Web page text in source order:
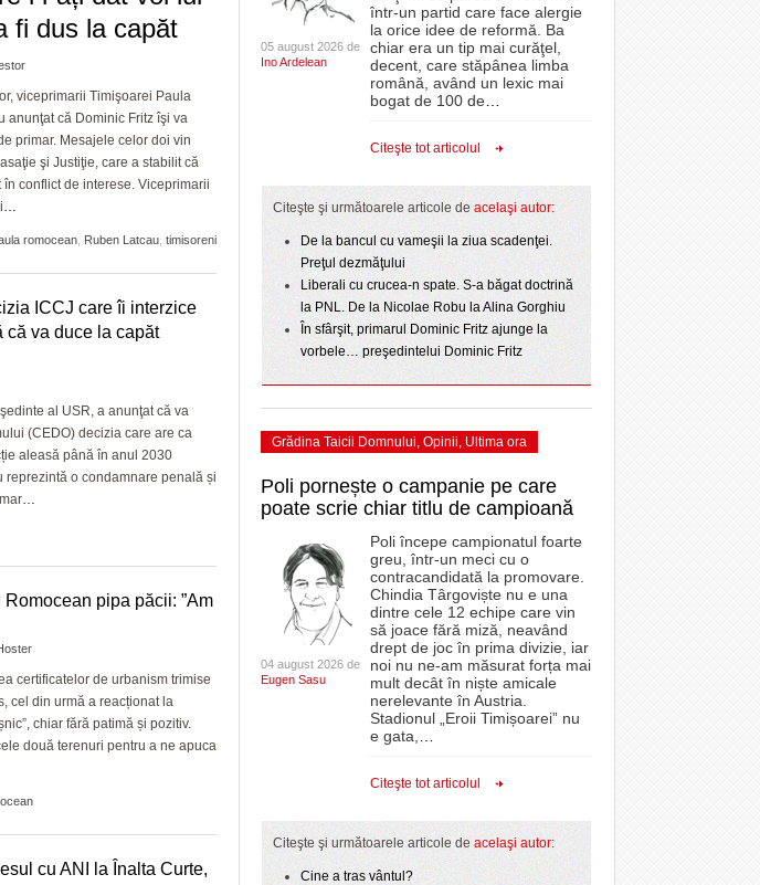
3.500 de metri cubi de
Neacşu ia apărarea prefectului de Timiş în
cazul Dominic Fritz- acum 18 ore
ANI să intervină în cazul Dominic Fritz şi să
conteste ordinul prefectului de Timiş
zile
USR cere vot astăzi pe legea responsabilității în
energie, blocată în Parlament din 2022
August 2026
View all
dramatic în barajul de promovare- 3 August 2026
Politehnica încheie cantonamentul cu o victorie
- 25 July 2026
Pe drumul cel bun. Poli a învins o echipă de
View all
DE
DE LA A
CLIPURI VIDEO
La Muzeul Apei are loc expoziția „Sub semnul
curgerii. Între transparență și permanență” - 4
- 3 August 2026
View all
proiectelor derulate de instituție din fonduri
europene/FOTO
ANAF oferă persoanelor fizice posibilitatea să
beneficieze de Declarația Unică 212
2025
CLIPURI VIDEO
JOCURI ONLINE
DIVERSE
FARMACII DIN
GRĂDINIŢE DIN TIMIŞ
PRIMĂRIILE DIN TIMIŞ
SFATUL MEDICULUI
SFATURI JURIDICE
fi dus la capăt
viceprimarii Timişoarei Paula
anunţat că Dominic Fritz îşi va
primar. Mesajele celor doi vin
şi Justiţie, care a stabilit că
conflict de interese. Viceprimarii
…
romocean Ruben Latcau timisoreni
ICCJ care îi interzice
că va duce la capăt
al USR, a anunţat că va
(CEDO) decizia care are ca
aleasă până în anul 2030
reprezintă o condamnare penală și
…
pipa păcii: ”Am
certificatelor de urbanism trimise
cel din urmă a reacționat la
chiar fără patimă și pozitiv.
două terenuri pentru a ne apuca
cu ANI la Înalta Curte,
05 august 2026 de
Ino Ardelean
într-un partid care face alergie
la orice idee de reformă. Ba
chiar era un tip mai curăţel,
decent, care stăpânea limba
română, având un lexic mai
bogat de 100 de
Citeşte tot articolul
Citeşte şi următoarele articole de acelaşi autor:
De la bancul cu vameşii la ziua scadenţei.
Preţul dezmăţului
Liberali cu crucea-n spate. S-a băgat doctrină
la PNL. De la Nicolae Robu la Alina Gorghiu
În sfârşit, primarul Dominic Fritz ajunge la
vorbele… preşedintelui Dominic Fritz
Grădina Taicii Domnului, Opinii, Ultima ora
Poli pornește o campanie pe care
poate scrie chiar titlu de campioană
04 august 2026 de
Eugen Sasu
Poli începe campionatul foarte
greu, într-un meci cu o
contracandidată la promovare.
Chindia Târgoviște nu e una
dintre cele 12 echipe care vin
să joace fără miză, neavând
drept de joc în prima divizie, iar
noi nu ne-am măsurat forța mai
mult decât în niște amicale
nerelevante în Austria.
Stadionul „Eroii Timișoarei” nu
e gata,
Citeşte tot articolul
Citeşte şi următoarele articole de acelaşi autor:
Cine a tras vântul?